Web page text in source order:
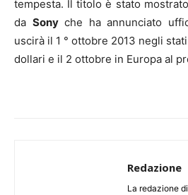
tempesta. Il titolo è stato
da Sonyche ha annunciato
uscirà il 1 ° ottobre 2013 negli
dollari e il 2 ottobre in Europa al
Redazione
La redazione